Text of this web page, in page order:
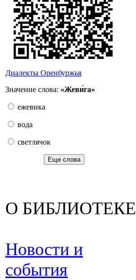
Диалекты Оренбуржья
Значение слова: «Жеви́га»
ежевика
вода
светлячок
Еще слова
О БИБЛИОТЕКЕ
Новости и
события